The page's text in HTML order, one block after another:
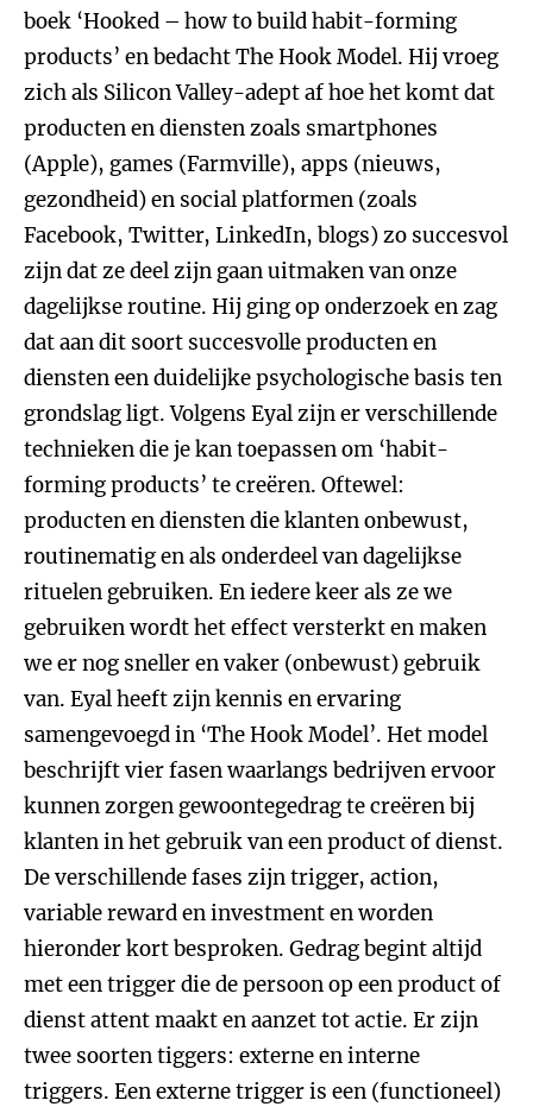
boek ‘Hooked – how to build habit-forming
products’ en bedacht The Hook Model. Hij vroeg
zich als Silicon Valley-adept af hoe het komt dat
producten en diensten zoals smartphones
(Apple), games (Farmville), apps (nieuws,
gezondheid) en social platformen (zoals
Facebook, Twitter, LinkedIn, blogs) zo succesvol
zijn dat ze deel zijn gaan uitmaken van onze
dagelijkse routine. Hij ging op onderzoek en zag
dat aan dit soort succesvolle producten en
diensten een duidelijke psychologische basis ten
grondslag ligt. Volgens Eyal zijn er verschillende
technieken die je kan toepassen om ‘habit-
forming products’ te creëren. Oftewel:
producten en diensten die klanten onbewust,
routinematig en als onderdeel van dagelijkse
rituelen gebruiken. En iedere keer als ze we
gebruiken wordt het effect versterkt en maken
we er nog sneller en vaker (onbewust) gebruik
van. Eyal heeft zijn kennis en ervaring
samengevoegd in ‘The Hook Model’. Het model
beschrijft vier fasen waarlangs bedrijven ervoor
kunnen zorgen gewoontegedrag te creëren bij
klanten in het gebruik van een product of dienst.
De verschillende fases zijn trigger, action,
variable reward en investment en worden
hieronder kort besproken. Gedrag begint altijd
met een trigger die de persoon op een product of
dienst attent maakt en aanzet tot actie. Er zijn
twee soorten tiggers: externe en interne
triggers. Een externe trigger is een (functioneel)